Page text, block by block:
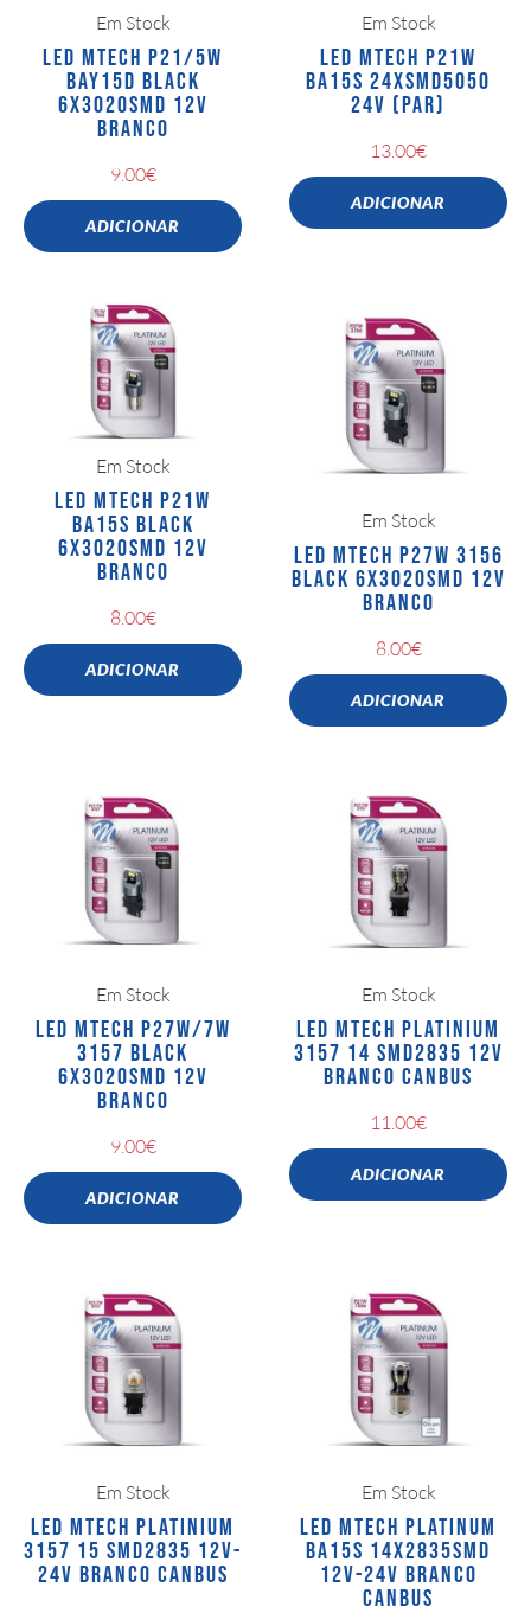
Em Stock
LED MTECH P21/5W
BAY15D BLACK
6X3020SMD 12V
BRANCO
9.00€
ADICIONAR
Em Stock
LED MTECH P21W
BA15S 24XSMD5050
24V (PAR)
13.00€
ADICIONAR
Em Stock
LED MTECH P21W
BA15S BLACK
6X3020SMD 12V
BRANCO
8.00€
ADICIONAR
Em Stock
LED MTECH P27W 3156
BLACK 6X3020SMD 12V
BRANCO
8.00€
ADICIONAR
Em Stock
LED MTECH P27W/7W
3157 BLACK
6X3020SMD 12V
BRANCO
9.00€
ADICIONAR
Em Stock
LED MTECH PLATINIUM
3157 14 SMD2835 12V
BRANCO CANBUS
11.00€
ADICIONAR
Em Stock
LED MTECH PLATINIUM
3157 15 SMD2835 12V-
24V BRANCO CANBUS
Em Stock
LED MTECH PLATINUM
BA15S 14X2835SMD
12V-24V BRANCO
CANBUS